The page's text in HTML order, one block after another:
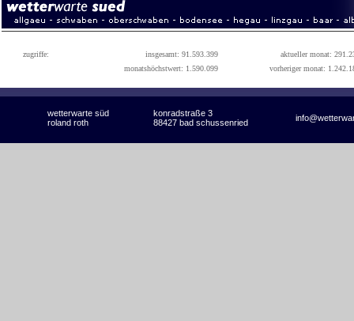
zugriffe: insgesamt: 91.593.399
aktueller monat:
monatshöchstwert: 1.590.099
vorheriger monat:
wetterwarte süd konradstraße 3
roland roth 88427 bad schussenried